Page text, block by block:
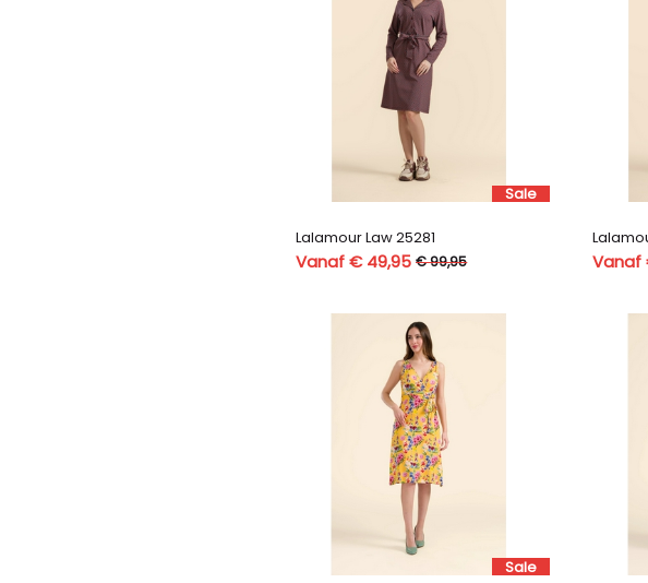
Sale
Lalamour Law 25281
Vanaf € 49,95 € 99,95 Vanaf
Sale